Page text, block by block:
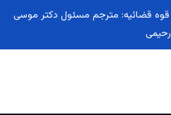
دارالترجمه رسمی آلپ: با کد 1386 قوه قضائیه: مترجم مسئول دکتر موسی
رحیمی